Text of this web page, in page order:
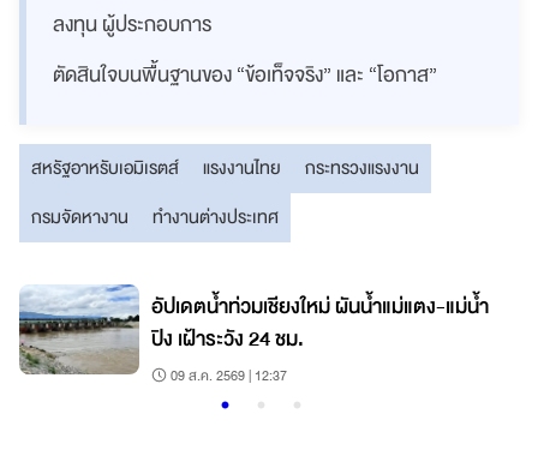
ลงทุน ผู้ประกอบการ
ตัดสินใจบนพื้นฐานของ “ข้อเท็จจริง” และ “โอกาส”
สหรัฐอาหรับเอมิเรตส์ แรงงานไทย
กระทรวงแรงงาน
กรมจัดหางาน
ทำงานต่างประเทศ
อัปเดตน้ำท่วมเชียงใหม่ ผันน้ำแม่แตง-แม่น้ำ
ปิง เฝ้าระวัง 24 ชม.
09 ส.ค. 2569 | 12:37